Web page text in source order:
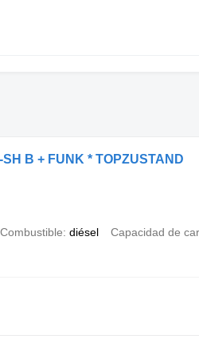
B + FUNK * TOPZUSTAND
Combustible diésel Capacidad de